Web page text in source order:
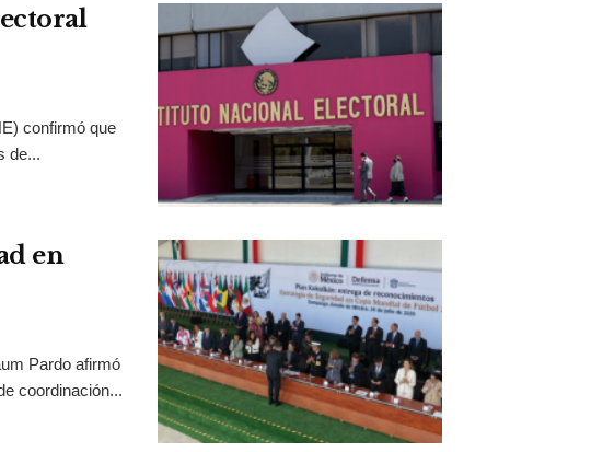
confirmó que
de...
en
Pardo afirmó
coordinación...